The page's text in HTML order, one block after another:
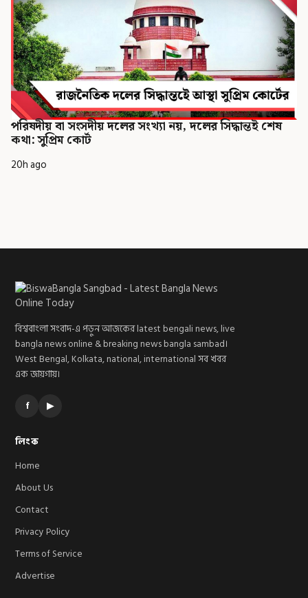
পরিষদীয় বা সংসদীয় দলের সংখ্যা নয়, দলের সিদ্ধান্তই শেষ
কথা: সুপ্রিম কোর্ট
20h ago
বিশ্ববাংলা সংবাদ-এ পড়ুন আজকের latest bengali news, live
bangla news online & breaking news bangla sambad।
West Bengal, Kolkata, national, international সব খবর
এক জায়গায়।
f ▶
লিংক
Home
About Us
Contact
Privacy Policy
Terms of Service
Advertise